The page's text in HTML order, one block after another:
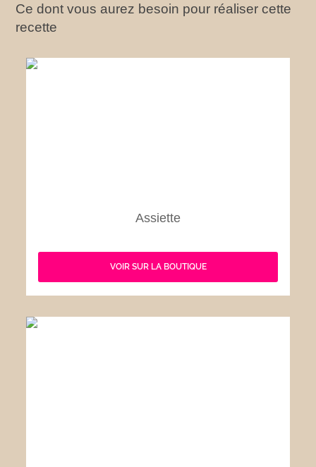
Ce dont vous aurez besoin pour réaliser cette
recette
Assiette
VOIR SUR LA BOUTIQUE